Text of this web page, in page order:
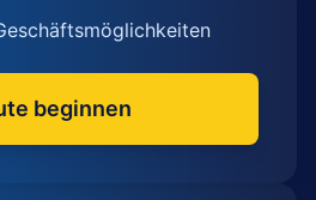
beginnen